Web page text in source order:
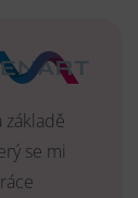
základě
se mi